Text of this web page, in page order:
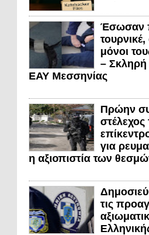
Έσωσαν
μόνοι
– Σκληρή
ΕΑΥ Μεσσηνίας
Πρώην
για
η αξιοπιστία των
τις